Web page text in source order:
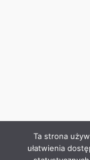
Ta strona
ułatwienia